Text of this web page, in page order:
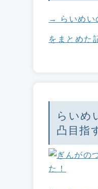
→ らいめい
をまとめた
らいめ
凸目指